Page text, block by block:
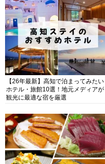
【26年最新】高知で泊まってみたい
ホテル・旅館10選！地元メディアが
観光に最適な宿を厳選